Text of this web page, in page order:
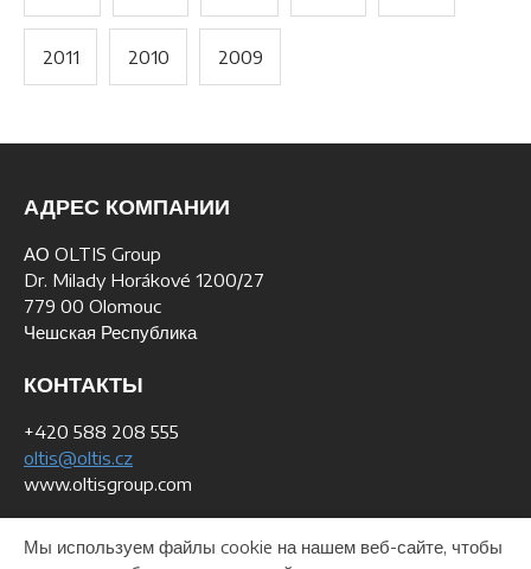
2011 2010 2009
АДРЕС КОМПАНИИ
АО OLTIS Group
Dr. Milady Horákové 1200/27
779 00 Olomouc
Чешская Республика
КОНТАКТЫ
+420 588 208 555
oltis@oltis.cz
www.oltisgroup.com
ДАННЫЕ ДЛЯ СЧЕТОВ
Мы используем файлы cookie на нашем веб-сайте, чтобы